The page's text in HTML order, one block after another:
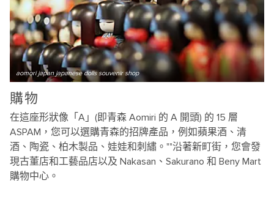
aomori japan japanese dolls souvenir shop
購物
在這座形狀像「A」(即青森 Aomiri 的 A 開頭) 的 15 層
ASPAM，您可以選購青森的招牌產品，例如蘋果酒、清
酒、陶瓷、柏木製品、娃娃和刺繡。""沿著新町街，您會發
現古董店和工藝品店以及 Nakasan、Sakurano 和 Beny Mart
購物中心。